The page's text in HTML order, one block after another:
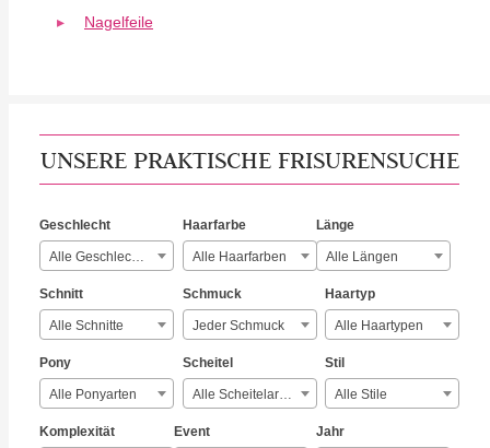
Nagelfeile
UNSERE PRAKTISCHE FRISURENSUCHE
Geschlecht
Alle Geschlechter
Haarfarbe
Alle Haarfarben
Länge
Alle Längen
Schnitt
Alle Schnitte
Schmuck
Jeder Schmuck
Haartyp
Alle Haartypen
Pony
Alle Ponyarten
Scheitel
Alle Scheitelarten
Stil
Alle Stile
Komplexität Event Jahr